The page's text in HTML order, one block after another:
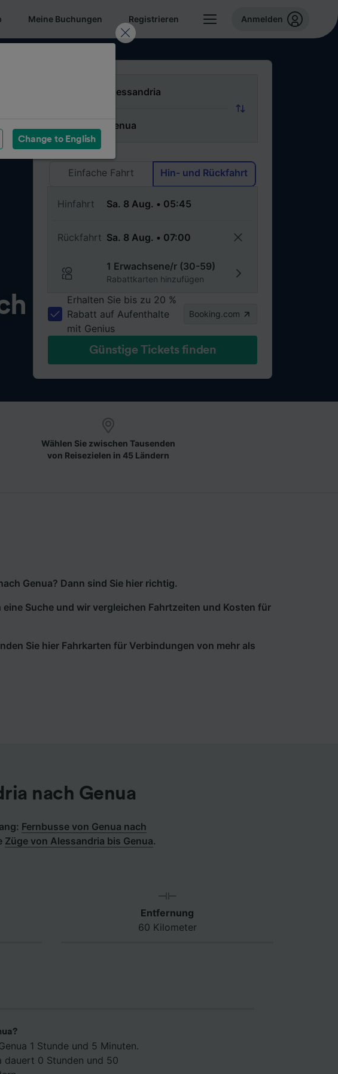
Meine Buchungen Registrieren Anmelden
Via
Einfache Fahrt
Hin- und Rückfahrt
Hinfahrt
Rückfahrt
1 Erwachsene/r (30-59)
Rabattkarten hinzufügen
Erhalten Sie bis zu 20 %
Rabatt auf Aufenthalte
mit Genius
Booking.com
Günstige Tickets finden
Wählen Sie zwischen Tausenden
von Reisezielen in 45 Ländern
Genua? Dann sind Sie hier richtig.
Suche und wir vergleichen Fahrtzeiten und Kosten für
Sie hier Fahrkarten für Verbindungen von mehr als
nach Genua
Fernbusse von Genua nach
Züge von Alessandria bis Genua.
Entfernung
60 Kilometer
1 Stunde und 5 Minuten.
dauert 0 Stunden und 50
Change to English